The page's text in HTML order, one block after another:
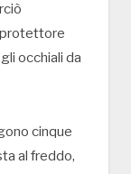
protettore
occhiali da
cinque
al freddo,